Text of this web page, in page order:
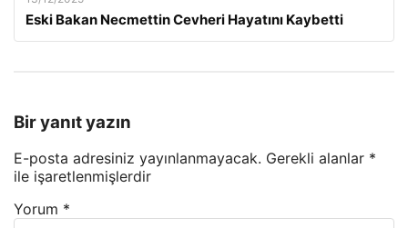
Eski Bakan Necmettin Cevheri Hayatını Kaybetti
Bir yanıt yazın
E-posta adresiniz yayınlanmayacak. Gerekli alanlar *
ile işaretlenmişlerdir
Yorum *